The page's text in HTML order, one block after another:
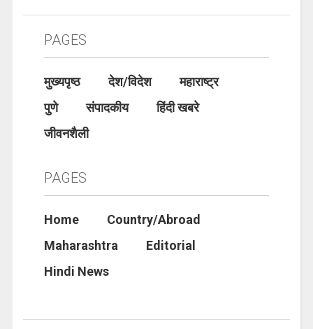
PAGES
मुख्यपृष्ठ देश/विदेश
महाराष्ट्र
पुणे
संपादकीय
हिंदी खबरे
जीवनशैली
PAGES
Home
Country/Abroad
Maharashtra
Editorial
Hindi News